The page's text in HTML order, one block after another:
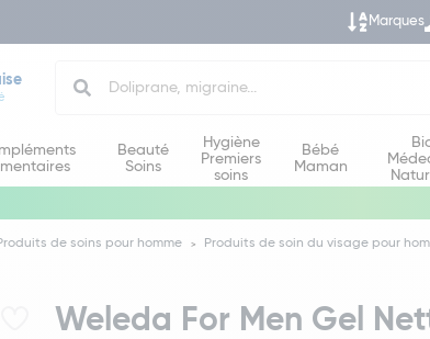
Marques
Beauté
Soins
Hygiène
Premiers
soins
Bébé
Maman
de soins pour homme Produits de soin du visage pour
Weleda For Men Gel